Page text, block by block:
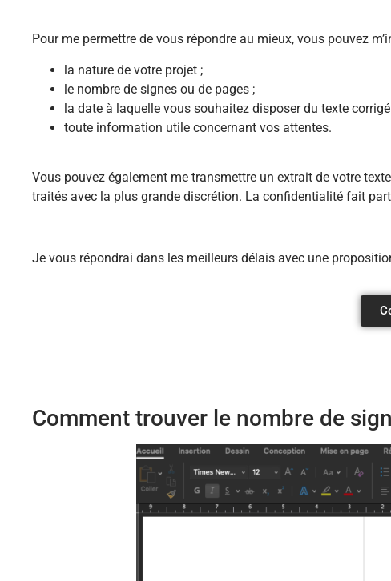
Pour me permettre de vous répondre au mieux, vous pouvez
la nature de votre projet ;
le nombre de signes ou de pages ;
la date à laquelle vous souhaitez disposer du texte
toute information utile concernant vos attentes.
Vous pouvez également me transmettre un extrait de votre
traités avec la plus grande discrétion. La confidentialité fait
Je vous répondrai dans les meilleurs délais avec une
Comment trouver le nombre de